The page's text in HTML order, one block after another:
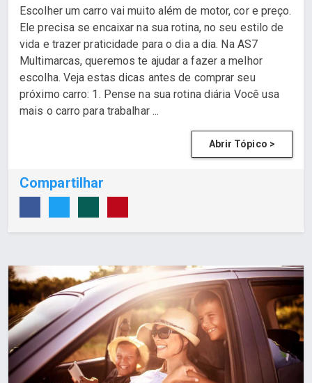
Escolher um carro vai muito além de motor, cor e preço.
Ele precisa se encaixar na sua rotina, no seu estilo de
vida e trazer praticidade para o dia a dia. Na AS7
Multimarcas, queremos te ajudar a fazer a melhor
escolha. Veja estas dicas antes de comprar seu
próximo carro: 1. Pense na sua rotina diária Você usa
mais o carro para trabalhar ...
Abrir Tópico >
Compartilhar